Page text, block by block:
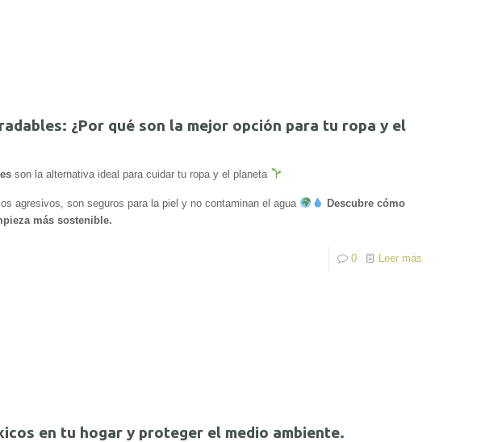
¿Por qué son la mejor opción para tu ropa y el
son la alternativa ideal para cuidar tu ropa y el planeta
agresivos, son seguros para la piel y no contaminan el agua
Descubre cómo
más sostenible.
0 Leer más
en tu hogar y proteger el medio ambiente.